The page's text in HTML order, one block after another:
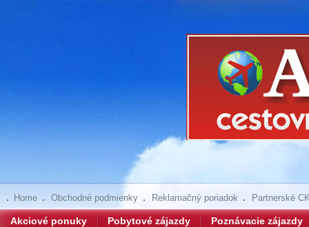
Home Obchodné podmienky Reklamačný poriadok Partnerské
Akciové ponuky Pobytové zájazdy Poznávacie zájazdy